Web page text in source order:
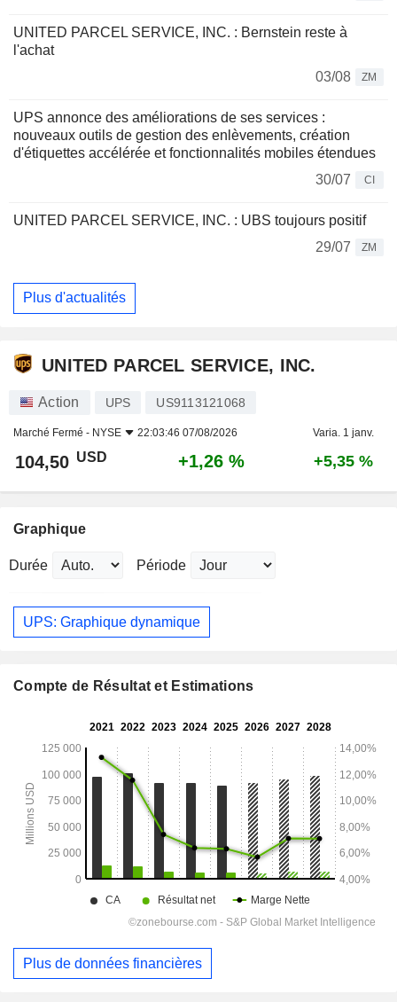
UNITED PARCEL SERVICE, INC. : Bernstein reste à
l'achat
03/08
ZM
UPS annonce des améliorations de ses services :
nouveaux outils de gestion des enlèvements, création
d'étiquettes accélérée et fonctionnalités mobiles étendues
30/07
CI
UNITED PARCEL SERVICE, INC. : UBS toujours positif
29/07
ZM
Plus d'actualités
UNITED PARCEL SERVICE, INC.
Action UPS US9113121068
Marché Fermé - NYSE 22:03:46 07/08/2026 Varia. 1 janv.
104,50 USD +1,26 % +5,35 %
Graphique
Durée Période
UPS: Graphique dynamique
Compte de Résultat et Estimations
Plus de données financières